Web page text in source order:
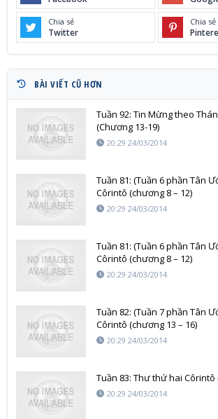
Chia sẻ
Twitter
Chia sẻ
BÀI VIẾT CŨ HƠN
Tuần 92: Tin Mừng theo
(Chương 13-19)
20:29 24/03/2014
Tuần 81: (Tuần 6 phần Tân
Côrintô (chương 8 – 12)
20:29 24/03/2014
Tuần 81: (Tuần 6 phần Tân
Côrintô (chương 8 – 12)
20:29 24/03/2014
Tuần 82: (Tuần 7 phần Tân
Côrintô (chương 13 – 16)
20:29 24/03/2014
Tuần 83: Thư thứ hai Côrintô
20:29 24/03/2014